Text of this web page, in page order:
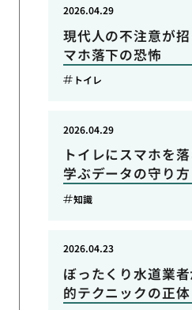
現代人の不注意が
マホ落下の恐怖
2026.04.29
トイレ
トイレにスマホを
学ぶデータの守り方
2026.04.29
知識
ぼったくり水道業
的テクニックの正体
2026.04.23